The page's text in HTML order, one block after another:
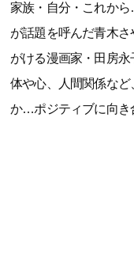
家族・自分・これか
が話題を呼んだ青木
がける漫画家・田房永
体や心、人間関係な
か…ポジティブに向き